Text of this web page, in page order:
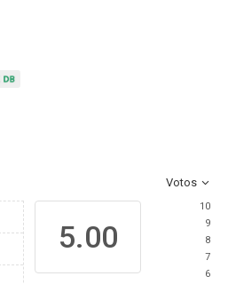
Votos
5.00
10
9
8
7
6